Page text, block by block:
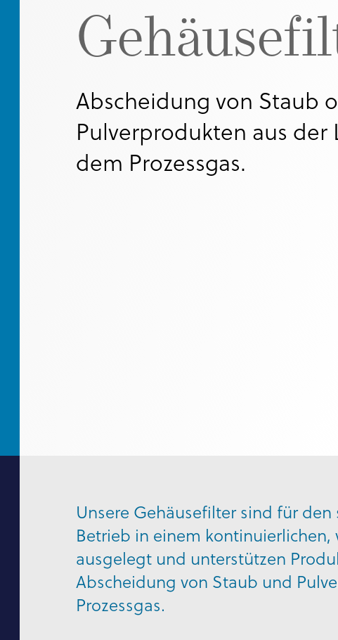
LKW- UND
SACK- UND BIG-
Abscheidung von Staub
Pulverprodukten aus der
dem Prozessgas.
Unsere Gehäusefilter sind für
Betrieb in einem kontinuierlichen,
ausgelegt und unterstützen
Abscheidung von Staub und
Prozessgas.